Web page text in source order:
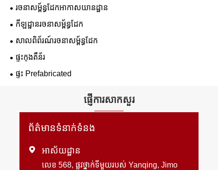
រចនាសម្ព័ន្ធដែកអាកាសយានដ្ឋាន
កីឡដ្ឋានរចនាសម្ព័ន្ធដែក
សាលពិព័រណ៍រចនាសម្ព័ន្ធដែក
ផ្ទះកុងតឺន័រ
ផ្ទះ Prefabricated
ផ្ញើការសាកសួរ
ព័ត៌មានទំនាក់ទំនង
 អាស័យដ្ឋាន
លេខ 568, ផ្លូវថ្នាក់ទីមួយរបស់ Yanqing, Jimo